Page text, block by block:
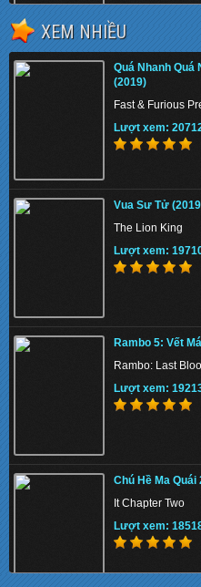
The Tiger Rising
Lượt xem:
The Union 2024
Lượt xem:
Thiên Nga Bóng
Lượt xem:
Memory 2022 -
Lượt xem:
XEM NHIỀU
Quá Nhanh Quá
(2019)
Fast & Furious
Lượt xem:
Vua Sư Tử
The Lion King
Lượt xem:
Rambo 5: Vết
Rambo: Last
Lượt xem:
Chú Hề Ma Quái
It Chapter Two
Lượt xem: